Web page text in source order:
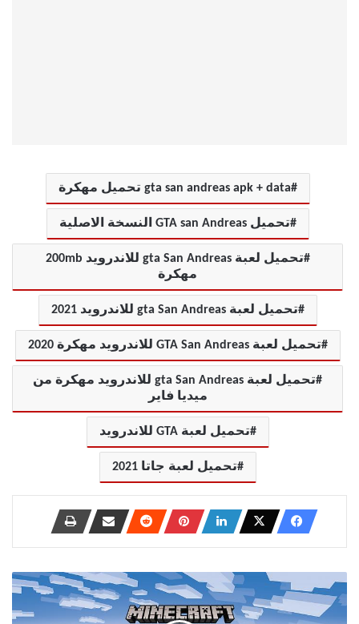
gta san andreas apk + data تحميل مهكرة
تحميل GTA san Andreas النسخة الاصلية
تحميل لعبة gta San Andreas للاندرويد 200mb
مهكرة
تحميل لعبة gta San Andreas للاندرويد 2021
تحميل لعبة GTA San Andreas للاندرويد مهكرة 2020
تحميل لعبة gta San Andreas للاندرويد مهكرة من
ميديا فاير
تحميل لعبة GTA للاندرويد
تحميل لعبة جاتا 2021
طريقة
تحميل
ماين